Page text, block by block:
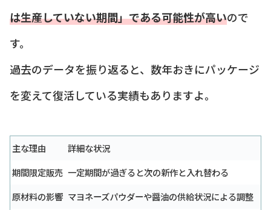
は生産していない期間」である可能性が高いので
す。
過去のデータを振り返ると、数年おきにパッケージ
を変えて復活している実績もありますよ。
主な理由
詳細な状況
期間限定販売 一定期間が過ぎると次の新作と入れ替わる
原材料の影響 マヨネーズパウダーや醤油の供給状況による調整